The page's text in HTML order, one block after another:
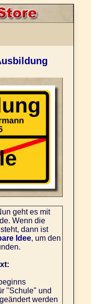
geht es mit
Wenn die
dann ist
Idee, um den
"Schule" und
werden